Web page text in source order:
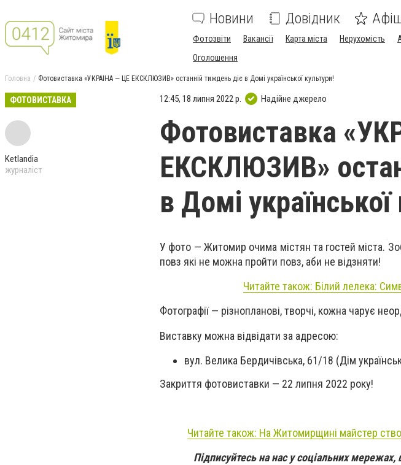
Новини Довідник
Фотозвіти Вакансії Карта міста Нерухомість
Оголошення
Головна Фотовиставка «УКРАЇНА — ЦЕ ЕКСКЛЮЗИВ» останній тиждень діє в Домі української культури!
ФОТОВИСТАВКА
Ketlandia
журналіст
12:45, 18 липня 2022 р. Надійне джерело
Фотовиставка
ЕКСКЛЮЗИВ»
в Домі української
У фото — Житомир очима містян та гостей міста.
повз які не можна пройти повз, аби не відзняти!
Читайте також: Білий лелека:
Фотографії — різнопланові, творчі, кожна чарує
Виставку можна відвідати за адресою:
вул. Велика Бердичівська, 61/18 (Дім
Закриття фотовиставки — 22 липня 2022 року!
Читайте також: На Житомирщині майстер
Підписуйтесь на нас у соціальних